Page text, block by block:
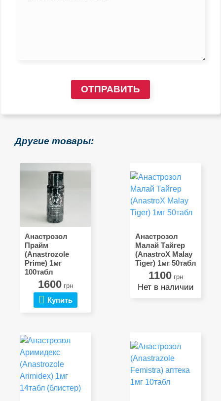
ОТПРАВИТЬ
Другие товары:
Анастрозол
Прайм
(Anastrozole
Prime) 1мг
100табл
1600грн
Купить
Анастрозол
Малай Тайгер
(AnastroX Malay
Tiger) 1мг 50табл
1100 грн
Нет в наличии